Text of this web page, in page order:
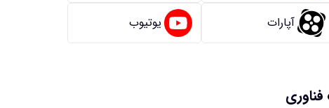
آپارات یوتیوب
فناوری